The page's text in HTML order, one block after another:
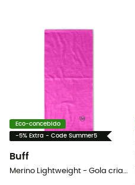
Eco-concebido
-5% Extra - Code Summer5
Buff
Merino Lightweight - Gola criança